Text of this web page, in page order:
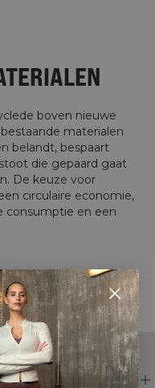
boven nieuwe
materialen
belandt, bespaart
die gepaard gaat
De keuze voor
circulaire economie,
consumptie en een